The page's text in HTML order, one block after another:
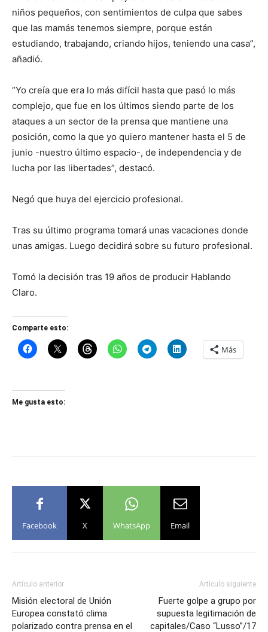
niños pequeños, con sentimientos de culpa que sabes
que las mamás tenemos siempre, porque están
estudiando, trabajando, criando hijos, teniendo una casa”,
añadió.
“Yo creía que era lo más difícil hasta que pasó lo más
complejo, que fue en los últimos siendo parte de los
ataques a un sector de la prensa que mantiene una
posición, como la que yo quiero mantener hasta el 5 de
junio -nuestro último espacio-, de independencia y de
lucha por las libertades”, destacó.
Negó que huya del ejercicio profesional.
Tras su último programa tomará unas vacaciones donde
unas amigas. Luego decidirá sobre su futuro profesional.
Tomó la decisión tras 19 años de producir Hablando
Claro.
Comparte esto:
Más
Me gusta esto:
Facebook X WhatsApp Email
Artículo anterior
Misión electoral de Unión
Europea constató clima
polarizado contra prensa en el
Artículo siguiente
Fuerte golpe a grupo por
supuesta legitimación de
capitales/Caso “Lusso”/17